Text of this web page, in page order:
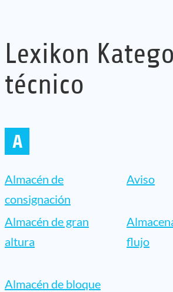
Lexikon
técnico
A
Almacén de
consignación
Aviso
Almacén de gran
altura
flujo
Almacén de bloque